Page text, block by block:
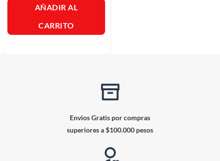
AÑADIR AL
CARRITO
Envios Gratis por compras
superiores a $100.000 pesos